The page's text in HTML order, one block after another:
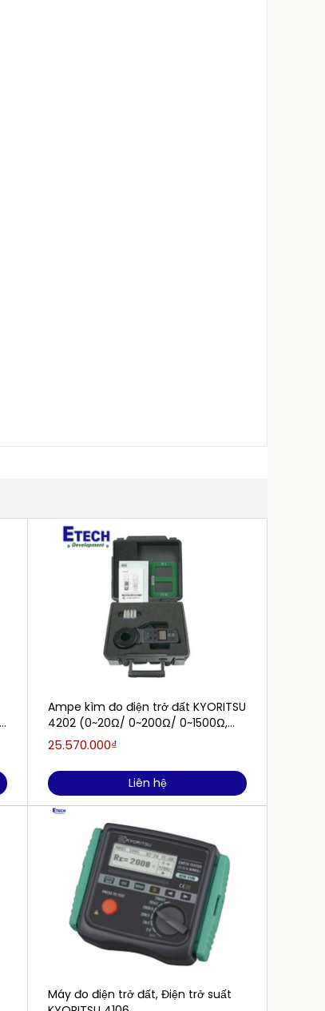
Ampe kìm đo điện trở đất KYORITSU
4202 (0~20Ω/ 0~200Ω/ 0~1500Ω,
Bluetooth)
25.570.000₫
Liên hệ
Máy đo điện trở đất, Điện trở suất